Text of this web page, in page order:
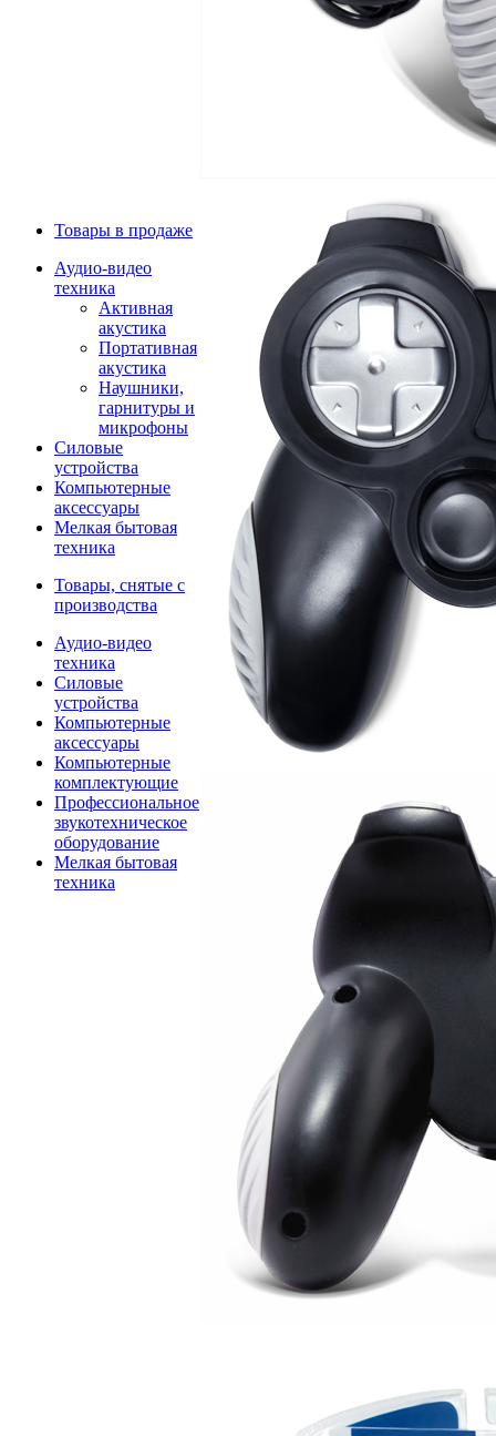
Товары в продаже
Аудио-видео
техника
Активная
акустика
Портативная
акустика
Наушники,
гарнитуры и
микрофоны
Силовые
устройства
Компьютерные
аксессуары
Мелкая бытовая
техника
Товары, снятые с
производства
Аудио-видео
техника
Силовые
устройства
Компьютерные
аксессуары
Компьютерные
комплектующие
Профессиональное
звукотехническое
оборудование
Мелкая бытовая
техника